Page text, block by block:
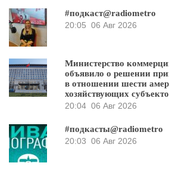
#подкаст@radiometro
20:05 06 Авг 2026
Министерство
объявило о решении
в отношении шести
хозяйствующих
20:04 06 Авг 2026
#подкасты@radiometro
20:03 06 Авг 2026